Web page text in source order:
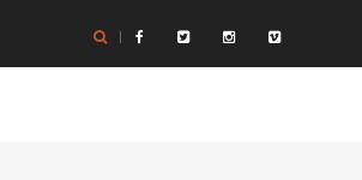
Inhalt